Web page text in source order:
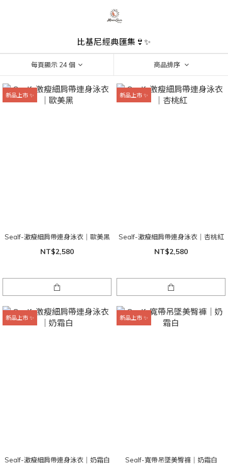
比基尼經典匯集👙✨
每頁顯示 24 個 商品排序
新品上市 ✨
Sealf-激瘦細肩帶連身泳衣｜歐美黑
NT$2,580
新品上市 ✨
Sealf-激瘦細肩帶連身泳衣｜杏桃紅
NT$2,580
新品上市 ✨
Sealf-激瘦細肩帶連身泳衣｜奶霜白
新品上市 ✨
Sealf-寬帶吊墜美臀褲｜奶霜白